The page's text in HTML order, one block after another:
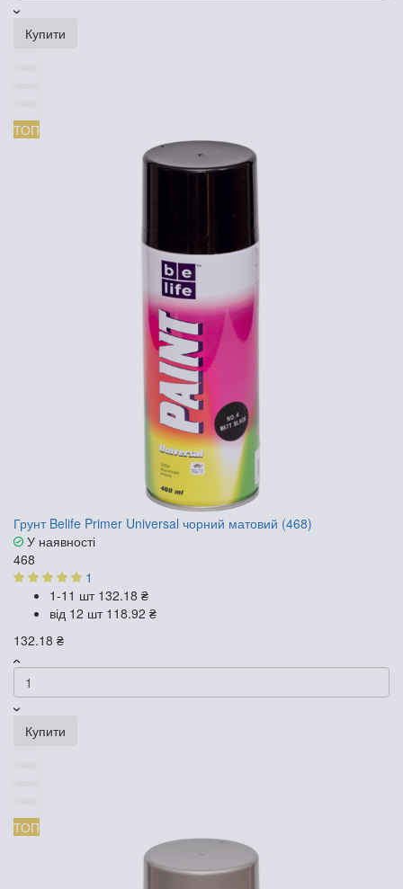
Купити
ТОП
Грунт Belife Primer Universal чорний матовий (468)
У наявності
468
1
1-11 шт 132.18 ₴
від 12 шт 118.92 ₴
132.18 ₴
Купити
ТОП